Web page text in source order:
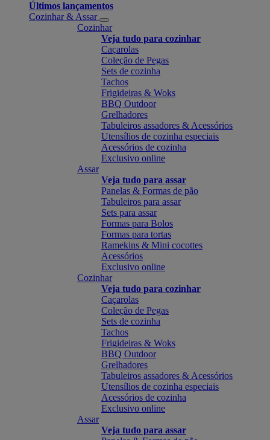
Últimos lançamentos
Cozinhar & Assar
Cozinhar
Veja tudo para cozinhar
Caçarolas
Coleção de Pegas
Sets de cozinha
Tachos
Frigideiras & Woks
BBQ Outdoor
Grelhadores
Tabuleiros assadores & Acessórios
Utensílios de cozinha especiais
Acessórios de cozinha
Exclusivo online
Assar
Veja tudo para assar
Panelas & Formas de pão
Tabuleiros para assar
Sets para assar
Formas para Bolos
Formas para tortas
Ramekins & Mini cocottes
Acessórios
Exclusivo online
Cozinhar
Veja tudo para cozinhar
Caçarolas
Coleção de Pegas
Sets de cozinha
Tachos
Frigideiras & Woks
BBQ Outdoor
Grelhadores
Tabuleiros assadores & Acessórios
Utensílios de cozinha especiais
Acessórios de cozinha
Exclusivo online
Assar
Veja tudo para assar